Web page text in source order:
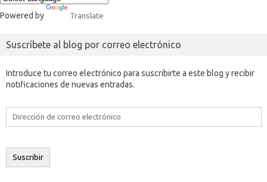
Powered by Translate
Suscríbete al blog por correo electrónico
Introduce tu correo electrónico para suscribirte a este blog y recibir
notificaciones de nuevas entradas.
Dirección
electrónico
Suscribir